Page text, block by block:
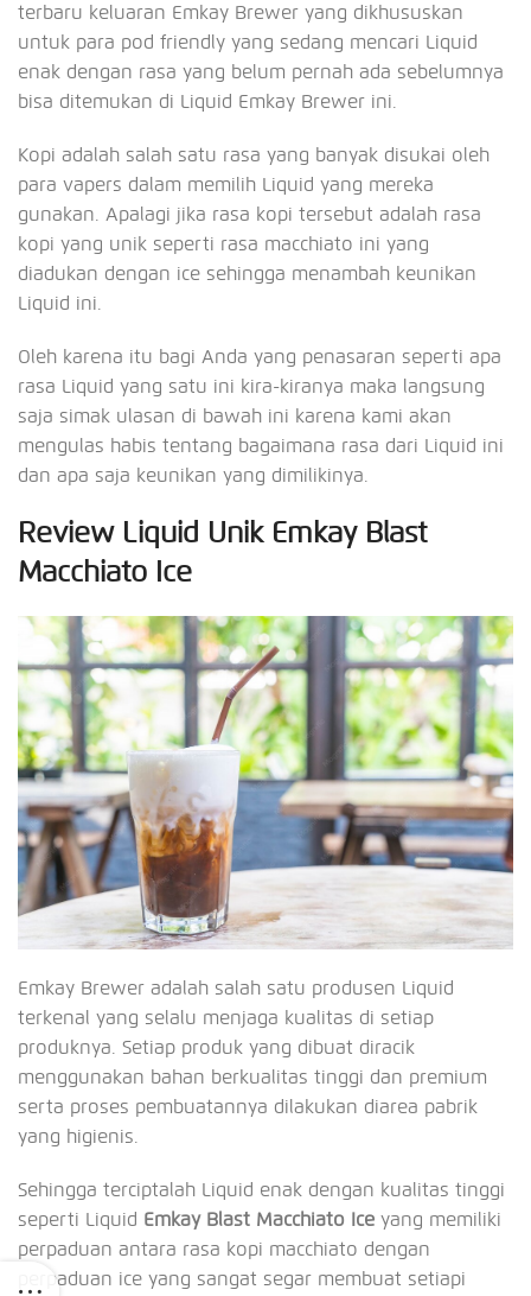
terbaru keluaran Emkay Brewer yang dikhususkan
untuk para pod friendly yang sedang mencari Liquid
enak dengan rasa yang belum pernah ada sebelumnya
bisa ditemukan di Liquid Emkay Brewer ini.
Kopi adalah salah satu rasa yang banyak disukai oleh
para vapers dalam memilih Liquid yang mereka
gunakan. Apalagi jika rasa kopi tersebut adalah rasa
kopi yang unik seperti rasa macchiato ini yang
diadukan dengan ice sehingga menambah keunikan
Liquid ini.
Oleh karena itu bagi Anda yang penasaran seperti apa
rasa Liquid yang satu ini kira-kiranya maka langsung
saja simak ulasan di bawah ini karena kami akan
mengulas habis tentang bagaimana rasa dari Liquid ini
dan apa saja keunikan yang dimilikinya.
Review Liquid Unik Emkay Blast
Macchiato Ice
Emkay Brewer adalah salah satu produsen Liquid
terkenal yang selalu menjaga kualitas di setiap
produknya. Setiap produk yang dibuat diracik
menggunakan bahan berkualitas tinggi dan premium
serta proses pembuatannya dilakukan diarea pabrik
yang higienis.
Sehingga terciptalah Liquid enak dengan kualitas tinggi
seperti Liquid Emkay Blast Macchiato Ice yang memiliki
perpaduan antara rasa kopi macchiato dengan
perpaduan ice yang sangat segar membuat setiapi